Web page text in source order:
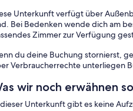
Unterkunft verfügt über
Bei Bedenken wende dich am
Zimmer zur Verfügung
du deine Buchung stornierst,
Verbraucherrechte unterliegen
wir noch erwähnen
Unterkunft gibt es keine